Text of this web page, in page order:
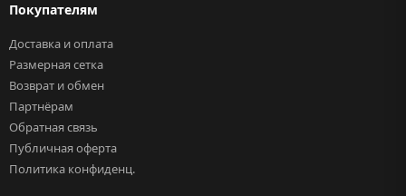
Покупателям
Доставка и оплата
Размерная сетка
Возврат и обмен
Партнёрам
Обратная связь
Публичная оферта
Политика конфиденц.